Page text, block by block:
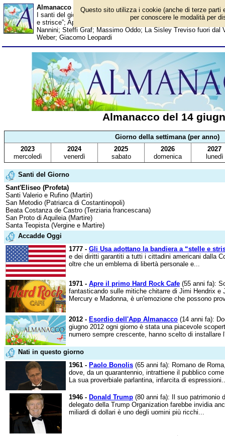
Almanacco del 14 giugno - Santi del giorno
I santi del giorno, eventi storici, successi sportivi, anniversari e
e strisce”; Apre il primo Hard Rock Cafe; Esordio dell'App
Nannini; Steffi Graf; Massimo Oddo; La Sisley Treviso fuori dal
Weber; Giacomo Leopardi
Almanacco del 14
Giorno della settimana (per anno)
2023
mercoledì
2024
venerdì
2025
sabato
2026
domenica
2027
lunedì
Santi del Giorno
Sant'Eliseo (Profeta)
Santi Valerio e Rufino (Martiri)
San Metodio (Patriarca di Costantinopoli)
Beata Costanza de Castro (Terziaria francescana)
San Proto di Aquileia (Martire)
Santa Teopista (Vergine e Martire)
Accadde Oggi
1777 - Gli Usa adottano la bandiera a “stelle e
e dei diritti garantiti a tutti i cittadini americani dalla
oltre che un emblema di libertà personale e...
1971 - Apre il primo Hard Rock Cafe (55 anni fa):
fantasticando sulle mitiche chitarre di Jimi Hendrix e
Mercury e Madonna, è un'emozione che possono
2012 - Esordio dell'App Almanacco (14 anni fa):
giugno 2012 ogni giorno è stata una piacevole
numero sempre crescente, hanno scelto di installare
Nati in questo giorno
1961 - Paolo Bonolis (65 anni fa): Romano de
dove, da un quarantennio, intrattiene il pubblico
La sua proverbiale parlantina, infarcita di
1946 - Donald Trump (80 anni fa): Il suo patrimonio
delegato della Trump Organization farebbe invidia
miliardi di dollari è uno degli uomini più ricchi...
Questo sito utilizza i cookie (anche di terze parti
per conoscere le modalità per